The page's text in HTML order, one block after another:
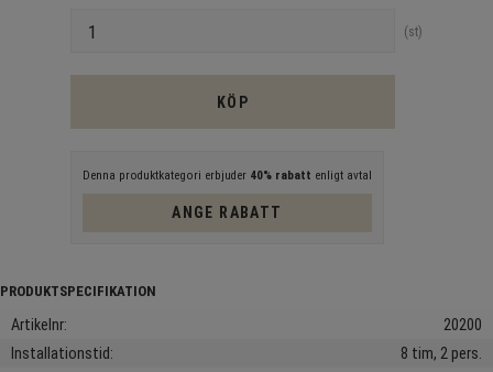
st
KÖP
Denna produktkategori erbjuder 40% rabatt enligt avtal
ANGE RABATT
Artikelnr
20200
Installationstid
8 tim, 2 pers.